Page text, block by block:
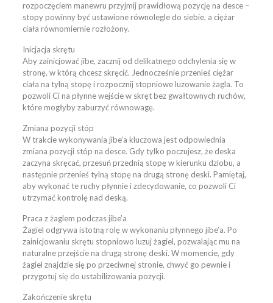
rozpoczęciem manewru przyjmij prawidłową pozycję na desce –
stopy powinny być ustawione równolegle do siebie, a ciężar
ciała równomiernie rozłożony.
Inicjacja skrętu
Aby zainicjować jibe, zacznij od delikatnego odchylenia się w
stronę, w którą chcesz skręcić. Jednocześnie przenieś ciężar
ciała na tylną stopę i rozpocznij stopniowe luzowanie żagla. To
pozwoli Ci na płynne wejście w skręt bez gwałtownych ruchów,
które mogłyby zaburzyć równowagę.
Zmiana pozycji stóp
W trakcie wykonywania jibe’a kluczowa jest odpowiednia
zmiana pozycji stóp na desce. Gdy tylko poczujesz, że deska
zaczyna skręcać, przesuń przednią stopę w kierunku dziobu, a
następnie przenieś tylną stopę na drugą stronę deski. Pamiętaj,
aby wykonać te ruchy płynnie i zdecydowanie, co pozwoli Ci
utrzymać kontrolę nad deską.
Praca z żaglem podczas jibe’a
Żagiel odgrywa istotną rolę w wykonaniu płynnego jibe’a. Po
zainicjowaniu skrętu stopniowo luzuj żagiel, pozwalając mu na
naturalne przejście na drugą stronę deski. W momencie, gdy
żagiel znajdzie się po przeciwnej stronie, chwyć go pewnie i
przygotuj się do ustabilizowania pozycji.
Zakończenie skrętu